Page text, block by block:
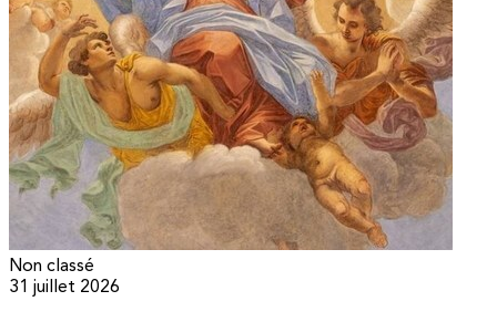
Non classé
31 juillet 2026